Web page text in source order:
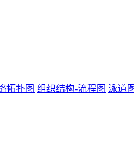
拓扑图 组织结构-流程图 泳道图